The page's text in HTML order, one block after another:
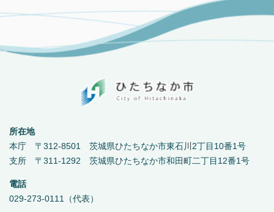
所在地
本庁 〒312-8501 茨城県ひたちなか市東石川2丁目10番1号
支所 〒311-1292 茨城県ひたちなか市和田町二丁目12番1号
電話
029-273-0111（代表）